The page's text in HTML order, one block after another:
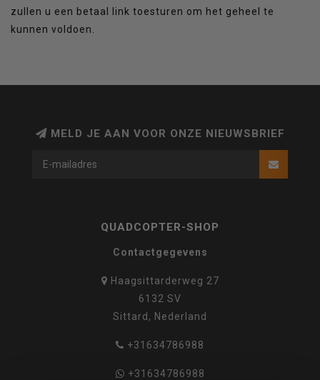
zullen u een betaal link toesturen om het geheel te
kunnen voldoen.
MELD JE AAN VOOR ONZE NIEUWSBRIEF
QUADCOPTER-SHOP
Contactgegevens
Haagsittarderweg 27
6132 SV
Sittard, Nederland
+31634786988
+31634786988